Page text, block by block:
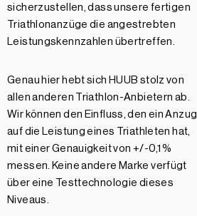
sicherzustellen, dass unsere fertigen
Triathlonanzüge die angestrebten
Leistungskennzahlen übertreffen.
Genau hier hebt sich HUUB stolz von
allen anderen Triathlon-Anbietern ab.
Wir können den Einfluss, den ein Anzug
auf die Leistung eines Triathleten hat,
mit einer Genauigkeit von +/-0,1 %
messen. Keine andere Marke verfügt
über eine Testtechnologie dieses
Niveaus.